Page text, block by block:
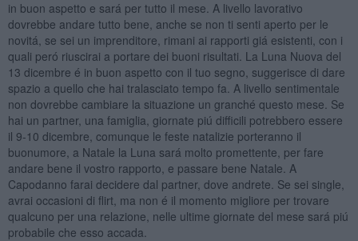
in buon aspetto e sará per tutto il mese. A livello lavorativo
dovrebbe andare tutto bene, anche se non ti senti aperto per le
novitá, se sei un imprenditore, rimani ai rapporti giá esistenti, con i
quali peró riuscirai a portare dei buoni risultati. La Luna Nuova del
13 dicembre é in buon aspetto con il tuo segno, suggerisce di dare
spazio a quello che hai tralasciato tempo fa. A livello sentimentale
non dovrebbe cambiare la situazione un granché questo mese. Se
hai un partner, una famiglia, giornate piú difficili potrebbero essere
il 9-10 dicembre, comunque le feste natalizie porteranno il
buonumore, a Natale la Luna sará molto promettente, per fare
andare bene il vostro rapporto, e passare bene Natale. A
Capodanno farai decidere dal partner, dove andrete. Se sei single,
avrai occasioni di flirt, ma non é il momento migliore per trovare
qualcuno per una relazione, nelle ultime giornate del mese sará piú
probabile che esso accada.